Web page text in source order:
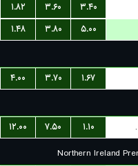
۳.۴۰ ۳.۶۰
۱.۸۲
۵.۰۰ ۳.۸۰
۱.۴۸
۱.۶۷ ۳.۷۰
۴.۰۰
FK ۱.۱۰ ۷.۵۰
۱۲.۰۰